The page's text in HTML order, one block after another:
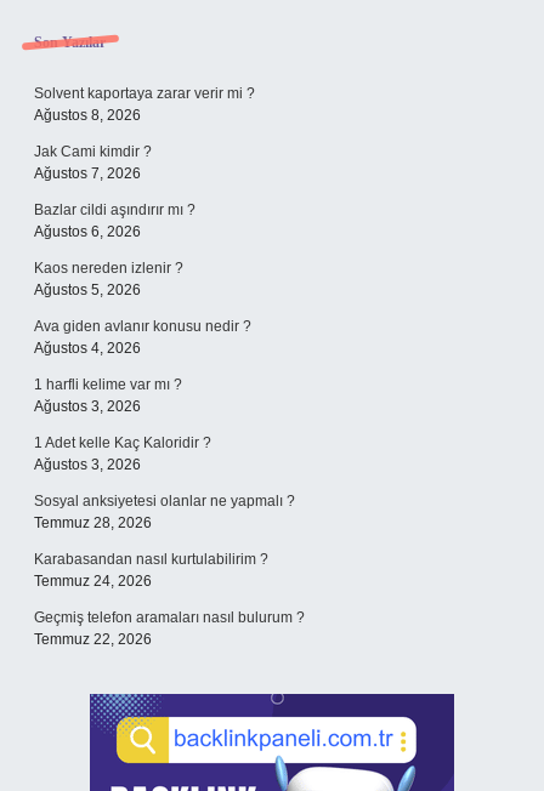
Sidebar
Son Yazılar
Solvent kaportaya zarar verir mi ?
Ağustos 8, 2026
Jak Cami kimdir ?
Ağustos 7, 2026
Bazlar cildi aşındırır mı ?
Ağustos 6, 2026
Kaos nereden izlenir ?
Ağustos 5, 2026
Ava giden avlanır konusu nedir ?
Ağustos 4, 2026
1 harfli kelime var mı ?
Ağustos 3, 2026
1 Adet kelle Kaç Kaloridir ?
Ağustos 3, 2026
Sosyal anksiyetesi olanlar ne yapmalı ?
Temmuz 28, 2026
Karabasandan nasıl kurtulabilirim ?
Temmuz 24, 2026
Geçmiş telefon aramaları nasıl bulurum ?
Temmuz 22, 2026